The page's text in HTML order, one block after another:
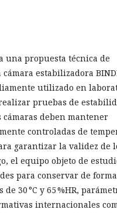
una propuesta técnica de
estabilizadora
utilizado en
pruebas de
cámaras deben mantener
controladas de
garantizar la validez de
el equipo objeto de
para conservar de forma
30 °C y 65 %HR,
internacionales